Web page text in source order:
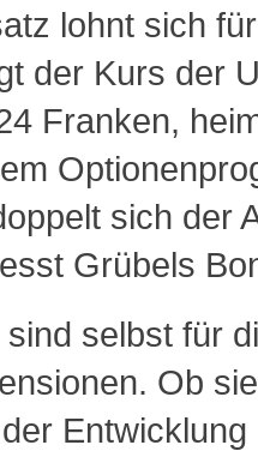
lohnt sich
der Kurs der
Franken,
sich der
Grübels
sind selbst für
Ob